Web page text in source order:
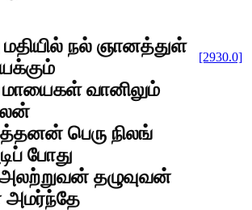
மதியில் நல் ஞானத்துள்
வானிலும்
பெரு நிலங்
போது
தழுவுவன்
[2930.0]